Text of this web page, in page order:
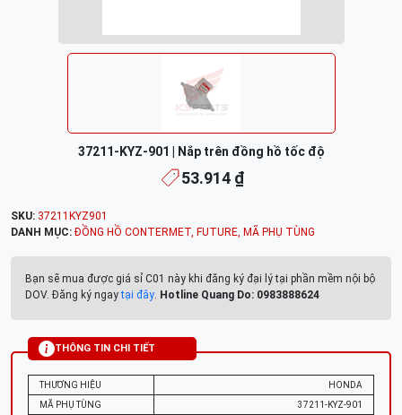
37211-KYZ-901 | Nắp trên đồng hồ tốc độ
53.914 ₫
SKU: 37211KYZ901
DANH MỤC: ĐỒNG HỒ CONTERMET, FUTURE, MÃ PHỤ TÙNG
Bạn sẽ mua được giá sỉ C01 này khi đăng ký đại lý tại phần mềm nội bộ
DOV. Đăng ký ngaytại đây. Hotline Quang Do: 0983888624
THÔNG TIN CHI TIẾT
THƯƠNG HIỆU
HONDA
MÃ PHỤ TÙNG
37211-KYZ-901